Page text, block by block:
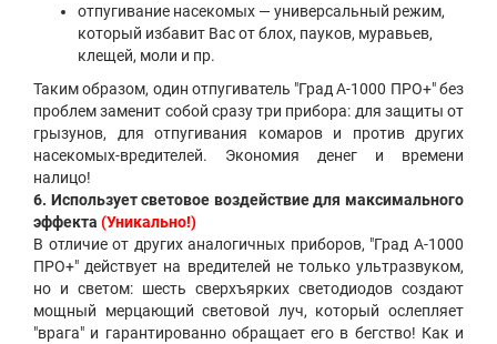
отпугивание насекомых — универсальный режим,
который избавит Вас от блох, пауков, муравьев,
клещей, моли и пр.
Таким образом, один отпугиватель "Град А-1000 ПРО+" без
проблем заменит собой сразу три прибора: для защиты от
грызунов, для отпугивания комаров и против других
насекомых-вредителей. Экономия денег и времени
налицо!
6. Использует световое воздействие для максимального
эффекта (Уникально!)
В отличие от других аналогичных приборов, "Град А-1000
ПРО+" действует на вредителей не только ультразвуком,
но и светом: шесть сверхъярких светодиодов создают
мощный мерцающий световой луч, который ослепляет
"врага" и гарантированно обращает его в бегство! Как и